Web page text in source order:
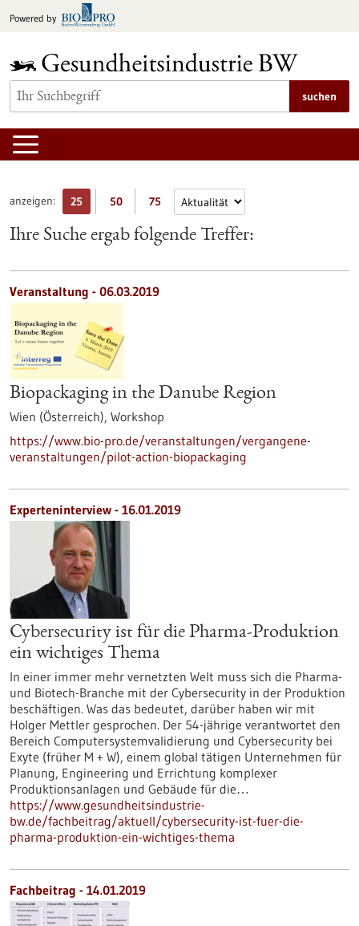
Inhalt
Powered by
suchen
anzeigen: 25 50 75
Ihre Suche ergab folgende Treffer:
Veranstaltung - 06.03.2019
Biopackaging in the Danube Region
Wien (Österreich), Workshop
https://www.bio-pro.de/veranstaltungen/vergangene-
veranstaltungen/pilot-action-biopackaging
Experteninterview - 16.01.2019
Cybersecurity ist für die Pharma-Produktion
ein wichtiges Thema
In einer immer mehr vernetzten Welt muss sich die Pharma-
und Biotech-Branche mit der Cybersecurity in der Produktion
beschäftigen. Was das bedeutet, darüber haben wir mit
Holger Mettler gesprochen. Der 54-jährige verantwortet den
Bereich Computersystemvalidierung und Cybersecurity bei
Exyte (früher M + W), einem global tätigen Unternehmen für
Planung, Engineering und Errichtung komplexer
Produktionsanlagen und Gebäude für die…
https://www.gesundheitsindustrie-
bw.de/fachbeitrag/aktuell/cybersecurity-ist-fuer-die-
pharma-produktion-ein-wichtiges-thema
Fachbeitrag - 14.01.2019